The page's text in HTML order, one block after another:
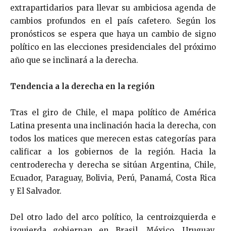
extrapartidarios para llevar su ambiciosa agenda de
cambios profundos en el país cafetero. Según los
pronósticos se espera que haya un cambio de signo
político en las elecciones presidenciales del próximo
año que se inclinará a la derecha.
Tendencia a la derecha en la región
Tras el giro de Chile, el mapa político de América
Latina presenta una inclinación hacia la derecha, con
todos los matices que merecen estas categorías para
calificar a los gobiernos de la región. Hacia la
centroderecha y derecha se sitúan Argentina, Chile,
Ecuador, Paraguay, Bolivia, Perú, Panamá, Costa Rica
y El Salvador.
Del otro lado del arco político, la centroizquierda e